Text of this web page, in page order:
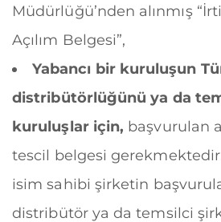
Müdürlüğü’nden alınmış
Açılım Belgesi”,
Yabancı bir kuruluşun
distribütörlüğünü ya da
kuruluşlar için, başvurulan
tescil belgesi gerekmektedir.
isim sahibi şirketin
distribütör ya da temsilci